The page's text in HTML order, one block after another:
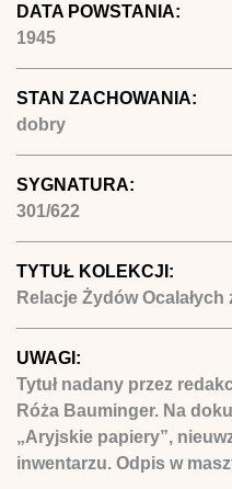
DATA POWSTANIA:
1945
STAN ZACHOWANIA:
dobry
SYGNATURA:
301/622
TYTUŁ KOLEKCJI:
Relacje Żydów Ocalałych
UWAGI:
Tytuł nadany przez
Róża Bauminger. Na
„Aryjskie papiery”,
inwentarzu. Odpis w